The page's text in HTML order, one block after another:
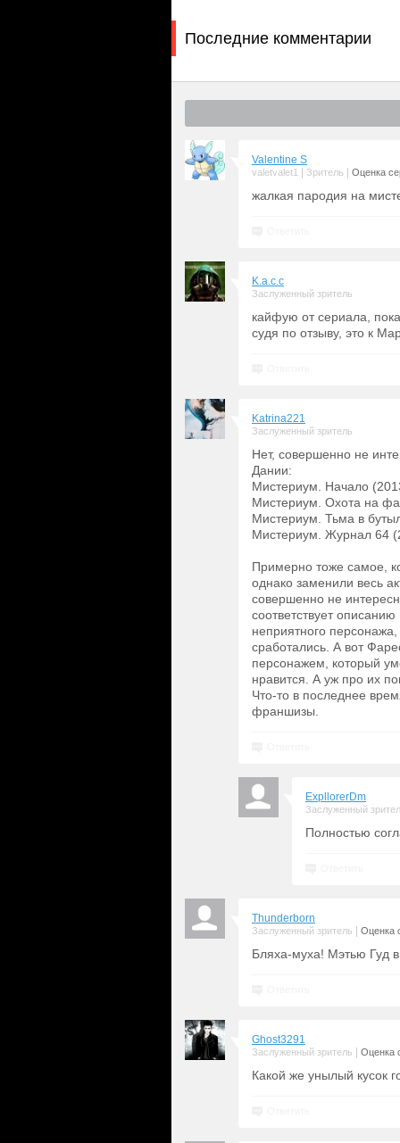
Последние комментарии
Valentine S
valetvalet1 Зритель Оценка
жалкая пародия на
K.a.c.c
Заслуженный зритель
кайфую от сериала,
судя по отзыву, это к
Katrina221
Заслуженный зритель
Нет, совершенно не
Дании:
Мистериум. Начало
Мистериум. Охота на
Мистериум. Тьма в
Мистериум. Журнал 64
Примерно тоже самое,
однако заменили весь
совершенно не
соответствует
неприятного
сработались. А вот
персонажем, который
нравится. А уж про их
Что-то в последнее
франшизы.
ExpllorerDm
Заслуженный
Полностью
Thunderborn
Заслуженный зритель Оценка
Бляха-муха! Мэтью Гуд
Ghost3291
Заслуженный зритель Оценка
Какой же унылый кусок